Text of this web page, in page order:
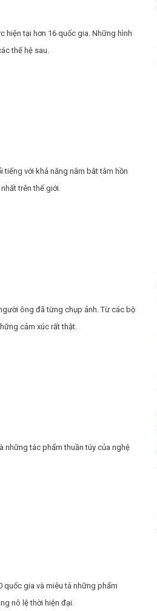
hiện tại hơn 16 quốc gia. Những hình
thế hệ sau.
tiếng với khả năng nắm bắt tâm hồn
trên thế giới.
ông đã từng chụp ảnh. Từ các bộ
cảm xúc rất thật.
những tác phẩm thuần túy của nghệ
quốc gia và miêu tả những phẩm
nô lệ thời hiện đại.